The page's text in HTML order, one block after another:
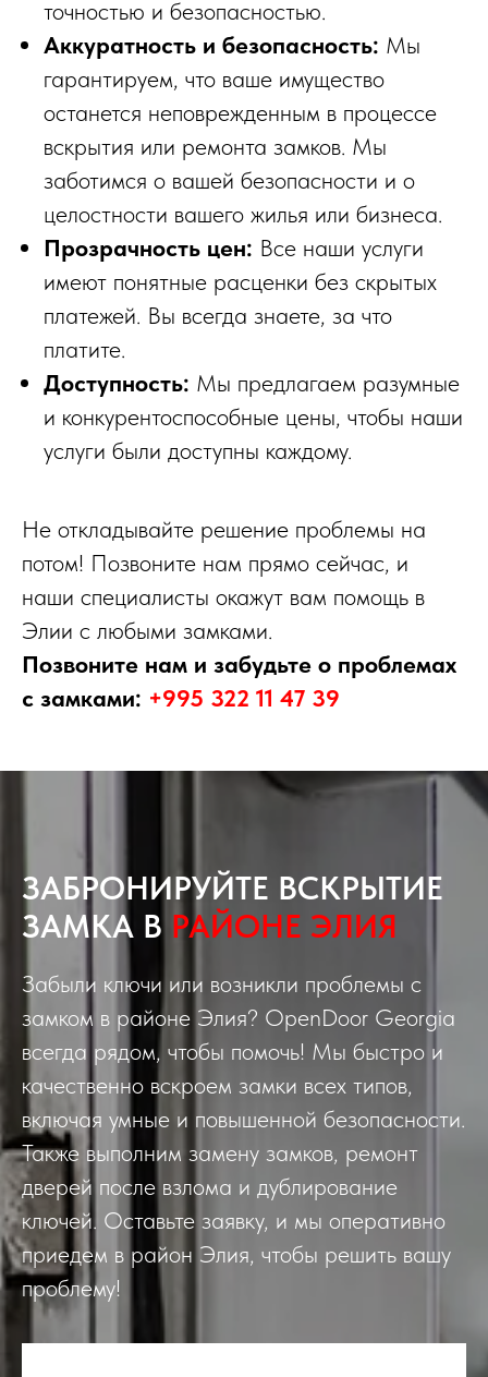
точностью и безопасностью.
Аккуратность и безопасность: Мы
гарантируем, что ваше имущество
останется неповрежденным в процессе
вскрытия или ремонта замков. Мы
заботимся о вашей безопасности и о
целостности вашего жилья или бизнеса.
Прозрачность цен: Все наши услуги
имеют понятные расценки без скрытых
платежей. Вы всегда знаете, за что
платите.
Доступность: Мы предлагаем разумные
и конкурентоспособные цены, чтобы наши
услуги были доступны каждому.
Не откладывайте решение проблемы на
потом! Позвоните нам прямо сейчас, и
наши специалисты окажут вам помощь в
Элии с любыми замками.
Позвоните нам и забудьте о проблемах
с замками: +995 322 11 47 39
ЗАБРОНИРУЙТЕ ВСКРЫТИЕ
ЗАМКА В РАЙОНЕ ЭЛИЯ
Забыли ключи или возникли проблемы с
замком в районе Элия? OpenDoor Georgia
всегда рядом, чтобы помочь! Мы быстро и
качественно вскроем замки всех типов,
включая умные и повышенной безопасности.
Также выполним замену замков, ремонт
дверей после взлома и дублирование
ключей. Оставьте заявку, и мы оперативно
приедем в район Элия, чтобы решить вашу
проблему!